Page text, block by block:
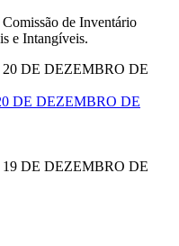
de Inventário
e Intangíveis.
20 DE DEZEMBRO DE
DE DEZEMBRO DE
19 DE DEZEMBRO DE